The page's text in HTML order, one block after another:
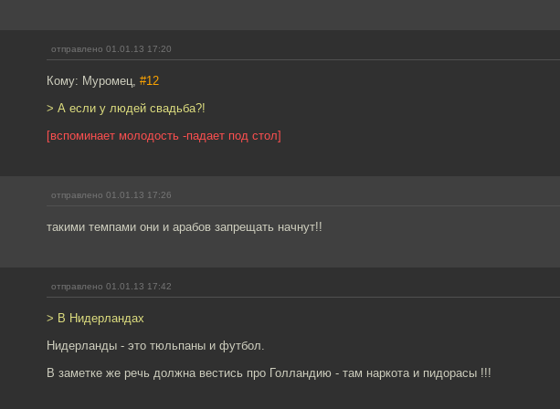
отправлено 01.01.13 17:20
Кому: Муромец, #12
> А если у людей свадьба?!
[вспоминает молодость -падает под стол]
отправлено 01.01.13 17:26
такими темпами они и арабов запрещать начнут!!
отправлено 01.01.13 17:42
> В Нидерландах
Нидерланды - это тюльпаны и футбол.
В заметке же речь должна вестись про Голландию - там наркота и пидорасы !!!